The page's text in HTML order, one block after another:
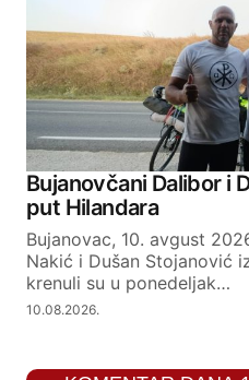
Bujanovčani Dalibor i
put Hilandara
Bujanovac, 10. avgust
Nakić i Dušan Stojanović
krenuli su u ponedeljak…
10.08.2026.